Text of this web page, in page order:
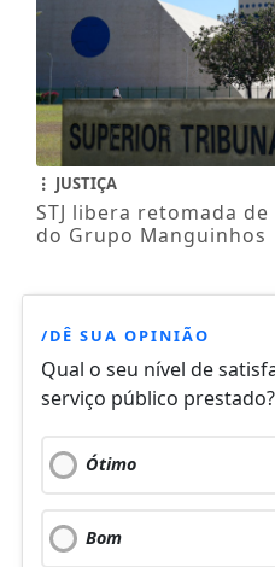
JUSTIÇA
STJ libera retomada
do Grupo Manguinhos
/DÊ SUA OPINIÃO
Qual o seu nível de
serviço público prestado?
Ótimo
Bom